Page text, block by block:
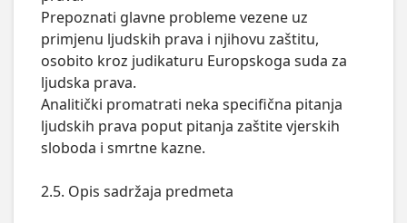
Prepoznati glavne probleme vezene uz
primjenu ljudskih prava i njihovu zaštitu,
osobito kroz judikaturu Europskoga suda za
ljudska prava.
Analitički promatrati neka specifična pitanja
ljudskih prava poput pitanja zaštite vjerskih
sloboda i smrtne kazne.
2.5. Opis sadržaja predmeta